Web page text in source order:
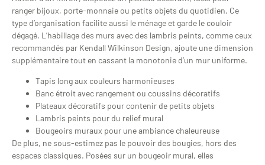
ranger bijoux, porte-monnaie ou petits objets du quotidien. Ce
type d’organisation facilite aussi le ménage et garde le couloir
dégagé. L’habillage des murs avec des lambris peints, comme ceux
recommandés par Kendall Wilkinson Design, ajoute une dimension
supplémentaire tout en cassant la monotonie d’un mur uniforme.
Tapis long aux couleurs harmonieuses
Banc étroit avec rangement ou coussins décoratifs
Plateaux décoratifs pour contenir de petits objets
Lambris peints pour du relief mural
Bougeoirs muraux pour une ambiance chaleureuse
De plus, ne sous-estimez pas le pouvoir des bougies, hors des
espaces classiques. Posées sur un bougeoir mural, elles